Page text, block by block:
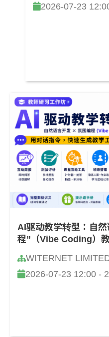
2026-07-23
AI驱动教学转型：自
程”（Vibe Coding）
WITERNET
2026-07-23 12:00 -